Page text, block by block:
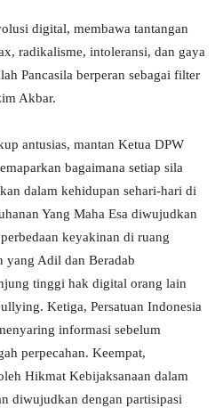
digital, membawa tantangan
radikalisme, intoleransi, dan gaya
Pancasila berperan sebagai filter
Akbar.
antusias, mantan Ketua DPW
bagaimana setiap sila
dalam kehidupan sehari-hari di
Yang Maha Esa diwujudkan
keyakinan di ruang
yang Adil dan Beradab
tinggi hak digital orang lain
Ketiga, Persatuan Indonesia
informasi sebelum
perpecahan. Keempat,
Hikmat Kebijaksanaan dalam
diwujudkan dengan partisipasi